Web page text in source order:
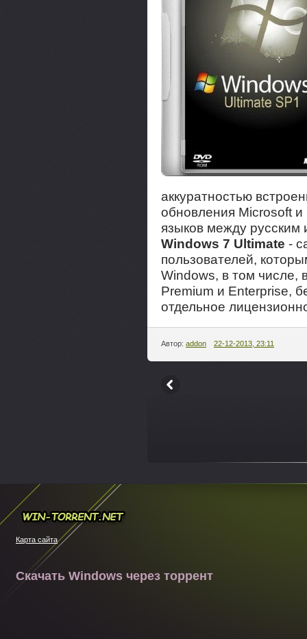
аккуратностью
обновления Microsoft и
языков между русским
Windows 7 Ultimate -
пользователей,
Windows, в том числе,
Premium и Enterprise,
отдельное
Автор: addon 22-12-2013, 23:11
Карта сайта
Скачать Windows через торрент